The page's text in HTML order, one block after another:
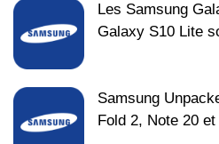
Les Samsung
Galaxy S10 Lite
Samsung
Fold 2, Note 20